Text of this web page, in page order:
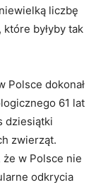
liczbę
byłyby tak
Polsce dokonał
61 lat
dziesiątki
zwierząt.
że w Polsce nie
odkrycia